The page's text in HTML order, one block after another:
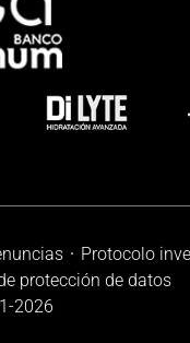
Protocolo
protección de datos
2026